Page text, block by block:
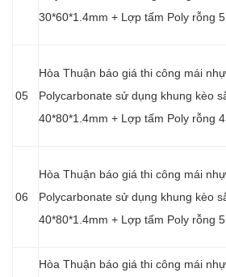
30*60*1.4mm + Lợp tấm Poly rỗng
05
Hòa Thuận báo giá thi công mái
Polycarbonate sử dụng khung kèo
40*80*1.4mm + Lợp tấm Poly rỗng
06
Hòa Thuận báo giá thi công mái
Polycarbonate sử dụng khung kèo
40*80*1.4mm + Lợp tấm Poly rỗng
Hòa Thuận báo giá thi công mái